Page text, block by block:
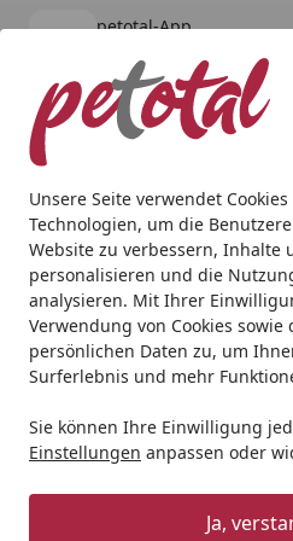
Unsere Seite verwendet
Technologien, um die
Website zu verbessern, Inhalte
personalisieren und die
analysieren. Mit Ihrer
Verwendung von Cookies
persönlichen Daten zu, um
Surferlebnis und mehr
Sie können Ihre Einwilligung
Einstellungen anpassen oder
Ja,
petotal-App
kostenlos - Im App Store
Alle Produkte
Mein Konto
Suchen
Startseite
Hund Hundenassfutter
Edgard&Cooper
Hundenassfutter
BALD VERGRIFFEN